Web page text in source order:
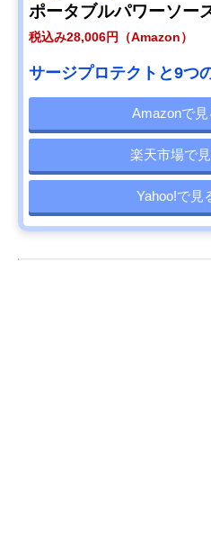
ポータブルパワーソー
税込み28,006円（Amazon）
サージプロテクトと9つ
Amazonで見
楽天市場で
Yahoo!で見